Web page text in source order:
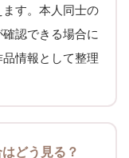
す。本人同士の
認できる場合に
情報として整理
どう見る？